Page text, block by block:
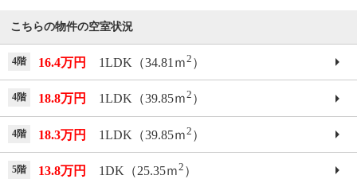
こちらの物件の空室状況
4階 16.4万円 1LDK（34.81ｍ2 ）
4階 18.8万円 1LDK（39.85ｍ2 ）
4階 18.3万円 1LDK（39.85ｍ2 ）
5階 13.8万円 1DK（25.35ｍ2 ）